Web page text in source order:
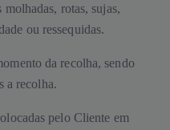
molhadas, rotas, sujas,
ou ressequidas.
da recolha, sendo
a recolha.
pelo Cliente em